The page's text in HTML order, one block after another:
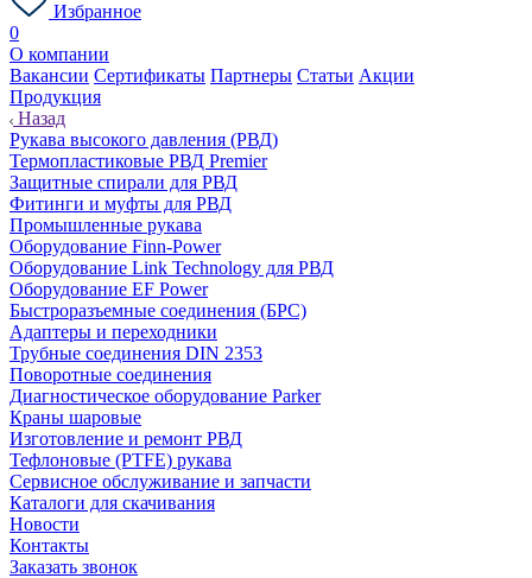
Избранное
0
О компании
Вакансии Сертификаты Партнеры Статьи Акции
Продукция
Назад
Рукава высокого давления (РВД)
Термопластиковые РВД Premier
Защитные спирали для РВД
Фитинги и муфты для РВД
Промышленные рукава
Оборудование Finn-Power
Оборудование Link Technology для РВД
Оборудование EF Power
Быстроразъемные соединения (БРС)
Адаптеры и переходники
Трубные соединения DIN 2353
Поворотные соединения
Диагностическое оборудование Parker
Краны шаровые
Изготовление и ремонт РВД
Тефлоновые (PTFE) рукава
Сервисное обслуживание и запчасти
Каталоги для скачивания
Новости
Контакты
Заказать звонок